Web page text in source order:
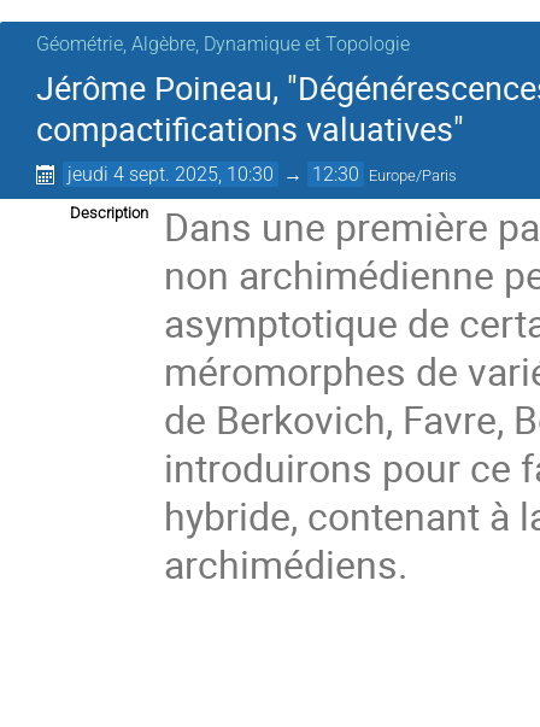
Géométrie, Algèbre, Dynamique et Topologie
Jérôme Poineau,
compactifications valuatives"
jeudi 4 sept. 2025, 10:30 → 12:30 Europe/Paris
Description
Dans une première
non archimédienne
asymptotique de
méromorphes de
de Berkovich, Favre,
introduirons pour ce
hybride, contenant à
archimédiens.